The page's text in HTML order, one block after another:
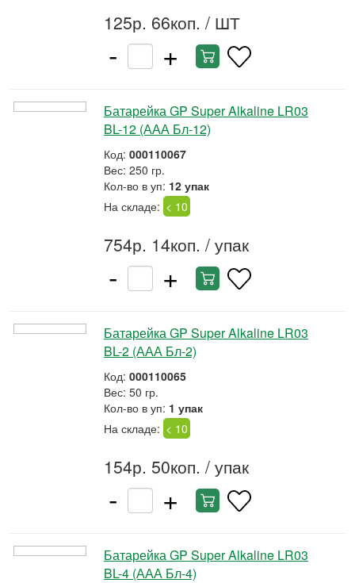
125р. 66коп. / ШТ
- +
Батарейка GP Super Alkaline LR03
BL-12 (ААА Бл-12)
Код: 000110067
Вес: 250 гр.
Кол-во в уп: 12 упак
На складе: < 10
754р. 14коп. / упак
- +
Батарейка GP Super Alkaline LR03
BL-2 (ААА Бл-2)
Код: 000110065
Вес: 50 гр.
Кол-во в уп: 1 упак
На складе: < 10
154р. 50коп. / упак
- +
Батарейка GP Super Alkaline LR03
BL-4 (ААА Бл-4)